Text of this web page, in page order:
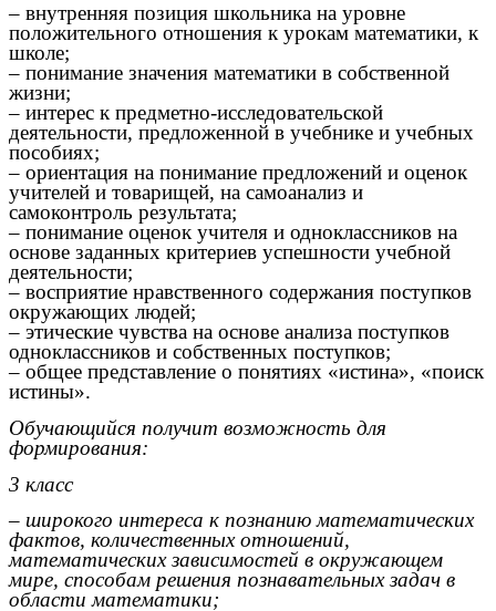
– внутренняя позиция школьника на уровне
положительного отношения к урокам математики, к
школе;
– понимание значения математики в собственной
жизни;
– интерес к предметно-исследовательской
деятельности, предложенной в учебнике и учебных
пособиях;
– ориентация на понимание предложений и оценок
учителей и товарищей, на самоанализ и
самоконтроль результата;
– понимание оценок учителя и одноклассников на
основе заданных критериев успешности учебной
деятельности;
– восприятие нравственного содержания поступков
окружающих людей;
– этические чувства на основе анализа поступков
одноклассников и собственных поступков;
– общее представление о понятиях «истина», «поиск
истины».
Обучающийся получит возможность для
формирования:
3 класс
– широкого интереса к познанию математических
фактов, количественных отношений,
математических зависимостей в окружающем
мире, способам решения познавательных задач в
области математики;